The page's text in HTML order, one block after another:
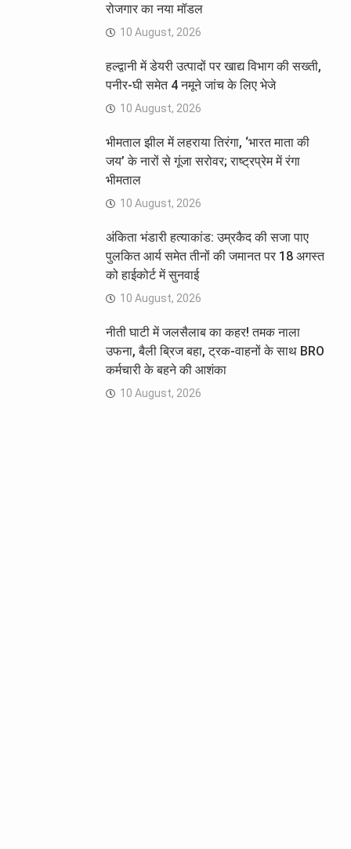
रोजगार का नया मॉडल
10 August, 2026
हल्द्वानी में डेयरी उत्पादों पर खाद्य विभाग की सख्ती,
पनीर-घी समेत 4 नमूने जांच के लिए भेजे
10 August, 2026
भीमताल झील में लहराया तिरंगा, ‘भारत माता की
जय’ के नारों से गूंजा सरोवर; राष्ट्रप्रेम में रंगा
भीमताल
10 August, 2026
अंकिता भंडारी हत्याकांड: उम्रकैद की सजा पाए
पुलकित आर्य समेत तीनों की जमानत पर 18 अगस्त
को हाईकोर्ट में सुनवाई
10 August, 2026
नीती घाटी में जलसैलाब का कहर! तमक नाला
उफना, बैली ब्रिज बहा, ट्रक-वाहनों के साथ BRO
कर्मचारी के बहने की आशंका
10 August, 2026